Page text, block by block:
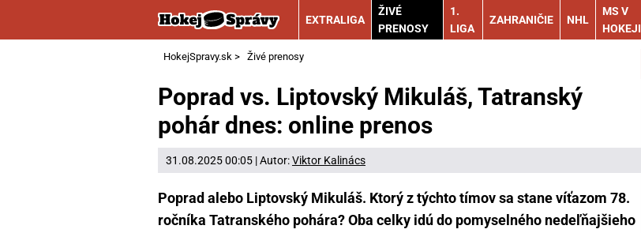
EXTRALIGA
ŽIVÉ
PRENOSY
1.
LIGA
ZAHRANIČIE NHL
MS V
HOKEJI
HokejSpravy.sk > Živé prenosy
Poprad vs. Liptovský Mikuláš, Tatranský
pohár dnes: online prenos
31.08.2025 00:05 | Autor:Viktor Kalinács
Poprad alebo Liptovský Mikuláš. Ktorý z týchto tímov sa stane víťazom 78.
ročníka Tatranského pohára? Oba celky idú do pomyselného nedeľňajšieho